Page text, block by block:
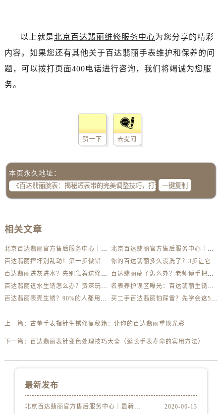
以上就是北京百达翡丽维修服务中心为您分享的精彩
内容。如果您还有其他关于百达翡丽手表维护和保养的问
题，可以拨打页面400电话进行咨询，我们将竭诚为您服
务。
赞一下 去提问
本页永久地址：
一键复制
相关文章
北京百达翡丽官方售后服务中心｜最新地址及服务热线权威信息公示（2026年6月最新）
北京百达翡丽官方售后服务中心｜网点地址与客服电话权威信息公示（2026年6月最新）
百达翡丽摔坏别乱动！第一步做错可能报废
你的百达翡丽多久没洗了？3步让它焕然一新
百达翡丽进灰进水？先别急着送修，这样做更安全
百达翡丽磕了怎么办？老师傅手把手教你修复技巧
百达翡丽进水生锈怎么办？资深玩家教你自救方法
名表养护误区曝光：百达翡丽生锈真相揭秘
百达翡丽表壳生锈？90%的人都用错了清洁方法
买二手百达翡丽怕踩雷？先学会这5个防伪要点
上一篇： 古董手表指针生锈修复秘籍：让你的百达翡丽重焕光彩
下一篇： 百达翡丽表针变色处理技巧大全（延长手表寿命的实用方法）
最新发布
北京百达翡丽官方售后服务中心｜最新地址及服务热线权威信息公示（2026年6月最新） 2026-06-13